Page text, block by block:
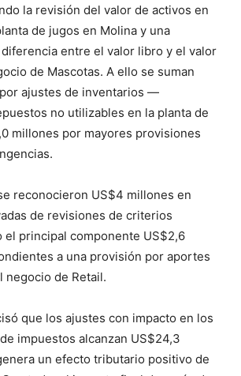
la revisión del valor de activos en
de jugos en Molina y una
entre el valor libro y el valor
de Mascotas. A ello se suman
ajustes de inventarios —
no utilizables en la planta de
millones por mayores provisiones
reconocieron US$4 millones en
de revisiones de criterios
el principal componente US$2,6
a una provisión por aportes
negocio de Retail.
que los ajustes con impacto en los
impuestos alcanzan US$24,3
un efecto tributario positivo de